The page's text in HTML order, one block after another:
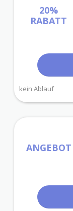
20%
RABATT
kein Ablauf
ANGEBOT